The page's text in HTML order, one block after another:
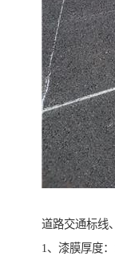
道路交通标线
1、漆膜厚度